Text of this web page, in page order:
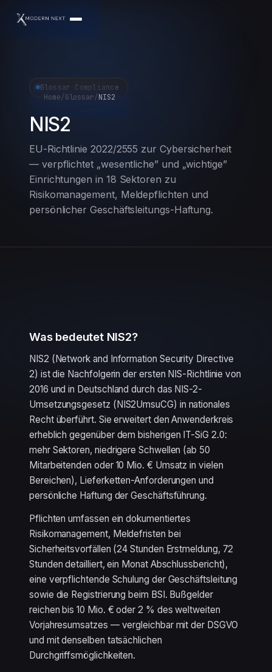
Home/Glossar/NIS2
Glossar Compliance
NIS2
EU-Richtlinie 2022/2555 zur Cybersicherheit
— verpflichtet „wesentliche” und „wichtige”
Einrichtungen in 18 Sektoren zu
Risikomanagement, Meldepflichten und
persönlicher Geschäftsleitungs-Haftung.
Was bedeutet NIS2?
NIS2 (Network and Information Security Directive
2) ist die Nachfolgerin der ersten NIS-Richtlinie von
2016 und in Deutschland durch das NIS-2-
Umsetzungsgesetz (NIS2UmsuCG) in nationales
Recht überführt. Sie erweitert den Anwenderkreis
erheblich gegenüber dem bisherigen IT-SiG 2.0:
mehr Sektoren, niedrigere Schwellen (ab 50
Mitarbeitenden oder 10 Mio. € Umsatz in vielen
Bereichen), Lieferketten-Anforderungen und
persönliche Haftung der Geschäftsführung.
Pflichten umfassen ein dokumentiertes
Risikomanagement, Meldefristen bei
Sicherheitsvorfällen (24 Stunden Erstmeldung, 72
Stunden detailliert, ein Monat Abschlussbericht),
eine verpflichtende Schulung der Geschäftsleitung
sowie die Registrierung beim BSI. Bußgelder
reichen bis 10 Mio. € oder 2 % des weltweiten
Vorjahresumsatzes — vergleichbar mit der DSGVO
und mit denselben tatsächlichen
Durchgriffsmöglichkeiten.